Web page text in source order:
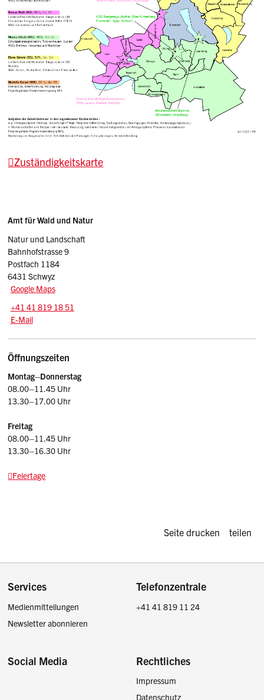
Zuständigkeitskarte
Sidebar
Adresse
Amt für Wald und Natur
Natur und Landschaft
Bahnhofstrasse 9
Postfach 1184
6431 Schwyz
Google Maps
Tel.:
+41 41 819 18 51
E-Mail: awn
E-Mail
Öffnungszeiten
Montag–Donnerstag
08.00–11.45 Uhr
13.30–17.00 Uhr
Freitag
08.00–11.45 Uhr
13.30–16.30 Uhr
Feiertage
Diese Seite
Seite drucken teilen
Footer
Services
Medienmitteilungen
Newsletter abonnieren
Telefonzentrale
+41 41 819 11 24
Social Media Rechtliches
Impressum
Datenschutz